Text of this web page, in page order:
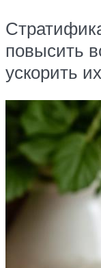
повысить
ускорить